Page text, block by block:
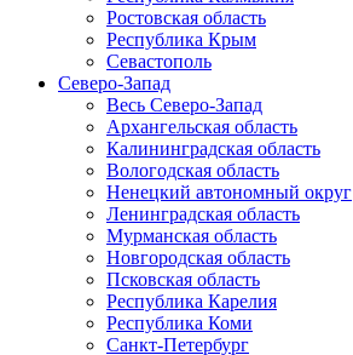
Ростовская область
Республика Крым
Севастополь
Северо-Запад
Весь Северо-Запад
Архангельская область
Калининградская область
Вологодская область
Ненецкий автономный округ
Ленинградская область
Мурманская область
Новгородская область
Псковская область
Республика Карелия
Республика Коми
Санкт-Петербург